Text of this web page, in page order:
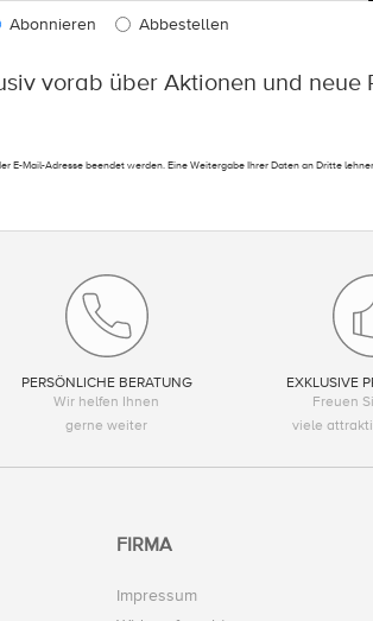
Abonnieren Abbestellen
vorab über Aktionen und neue
E-Mail-Adresse beendet werden. Eine Weitergabe Ihrer Daten an Dritte
PERSÖNLICHE BERATUNG
Wir helfen Ihnen
gerne weiter
EXKLUSIVE
Freuen
viele
FIRMA
Impressum